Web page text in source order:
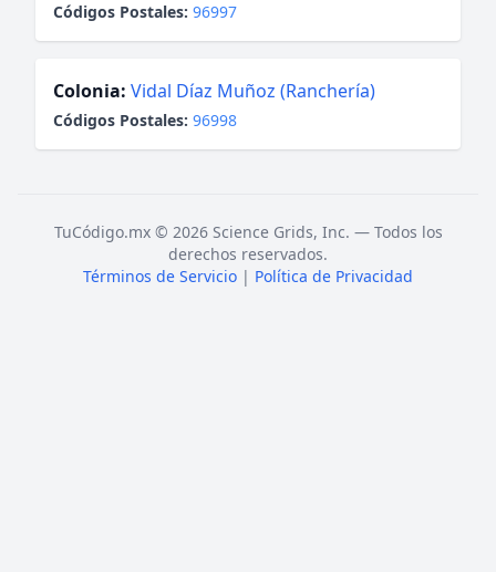
Códigos Postales: 96997
Colonia: Vidal Díaz Muñoz (Ranchería)
Códigos Postales: 96998
TuCódigo.mx © 2026 Science Grids, Inc. — Todos los
derechos reservados.
Términos de Servicio | Política de Privacidad